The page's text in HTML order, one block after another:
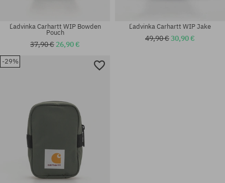
Ľadvinka Carhartt WIP Bowden
Pouch
37,90 € 26,90 €
Ľadvinka Carhartt WIP Jake
49,90 €30,90 €
-29%